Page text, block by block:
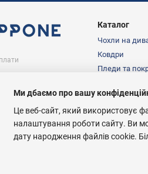
Cappone.in.ua, 1997-
Каталог
Чохли на
Ковдри
Пледи та
Постільна
Ми дбаємо про вашу
Це веб-сайт, який використовує
налаштування роботи сайту. Ви
дату народження файлів cookie.